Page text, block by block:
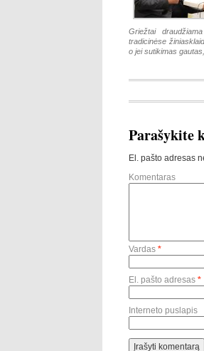
Griežtai
tradicinėse
o jei sutikimas
Parašykite
El. pašto adresas
Komentaras
Vardas *
El. pašto adresas *
Interneto puslapis